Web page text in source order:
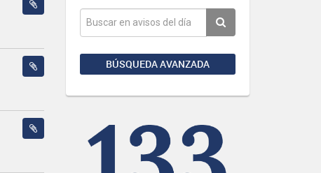
BÚSQUEDA AVANZADA